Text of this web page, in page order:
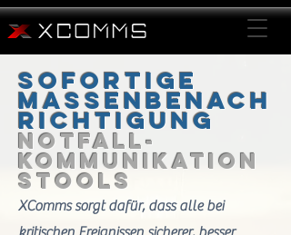
Sofortige
Massenbenach
richtigung
Notfall-
Kommunikation
stools
XComms sorgt dafür, dass alle bei